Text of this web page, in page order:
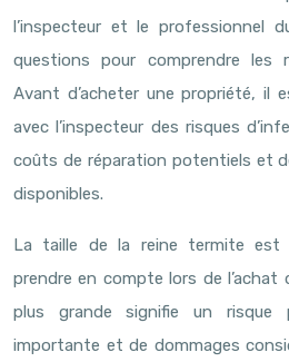
l’inspecteur et le professionnel
questions pour comprendre les
Avant d’acheter une propriété, il
avec l’inspecteur des risques
coûts de réparation potentiels et
disponibles.
La taille de la reine termite
prendre en compte lors de l’achat
plus grande signifie un risque
importante et de dommages